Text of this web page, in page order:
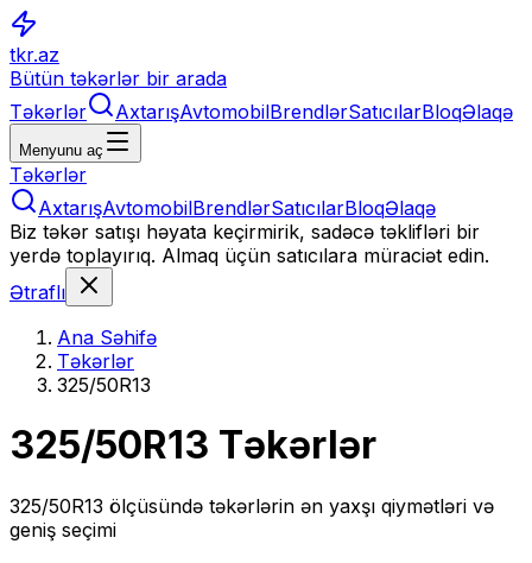
tkr.az
Bütün təkərlər bir arada
Təkərlər
AxtarışAvtomobilBrendlərSatıcılarBloqƏlaqə
Menyunu aç
Təkərlər
AxtarışAvtomobilBrendlərSatıcılarBloqƏlaqə
Biz təkər satışı həyata keçirmirik, sadəcə təklifləri bir
yerdə toplayırıq. Almaq üçün satıcılara müraciət edin.
Ətraflı
Ana Səhifə
Təkərlər
325/50R13
325/50R13 Təkərlər
325/50R13 ölçüsündə təkərlərin ən yaxşı qiymətləri və
geniş seçimi